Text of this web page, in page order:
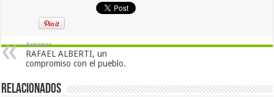
Anterior
RAFAEL ALBERTI, un
compromiso con el pueblo.
Relacionados